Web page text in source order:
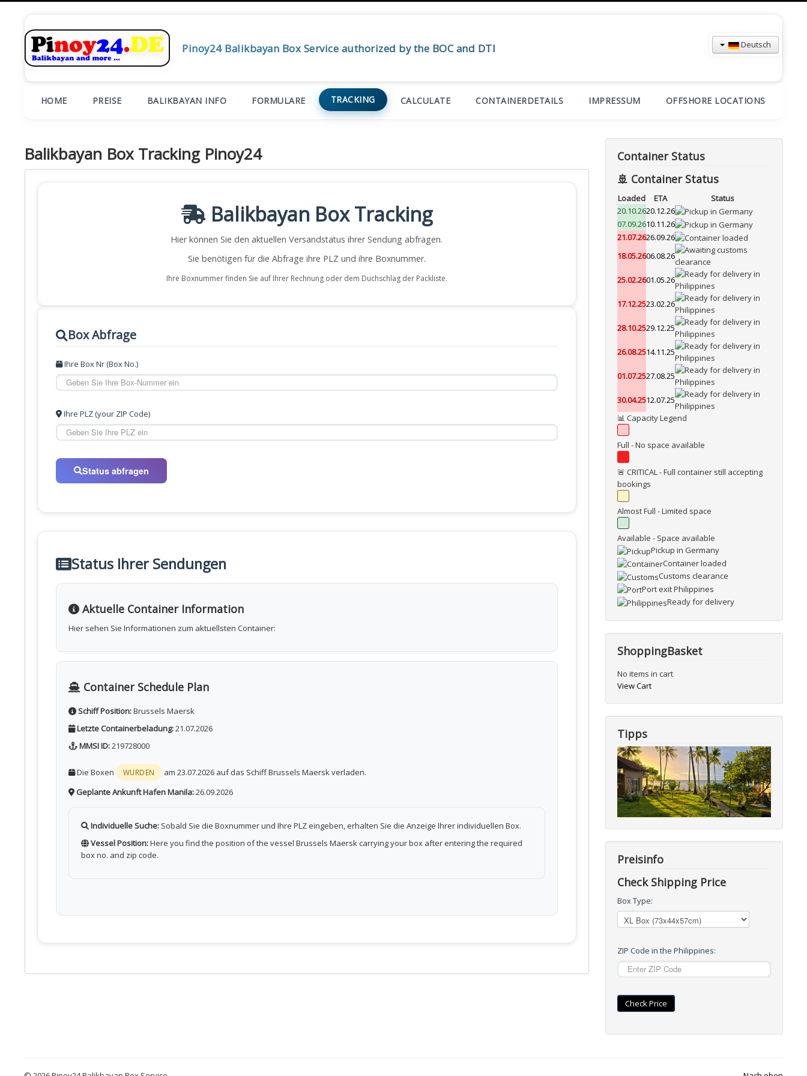
Pinoy24 Balikbayan Box Service authorized by the BOC and DTI Deutsch
HOME PREISE BALIKBAYAN INFO FORMULARE TRACKING CALCULATE CONTAINERDETAILS IMPRESSUM OFFSHORE LOCATIONS
Balikbayan Box Tracking Pinoy24
Balikbayan Box Tracking
Hier können Sie den aktuellen Versandstatus ihrer Sendung abfragen.
Sie benötigen für die Abfrage ihre PLZ und ihre Boxnummer.
Ihre Boxnummer finden Sie auf Ihrer Rechnung oder dem Duchschlag der Packliste.
Box Abfrage
Ihre Box Nr (Box No.)
Ihre PLZ (your ZIP Code)
Status abfragen
Status Ihrer Sendungen
Aktuelle Container Information
Hier sehen Sie Informationen zum aktuellsten Container:
Container Schedule Plan
Schiff Position:Brussels Maersk
Letzte Containerbeladung:21.07.2026
MMSI ID:219728000
Die Boxen WURDEN
am 23.07.2026 auf das Schiff Brussels Maersk verladen.
Geplante Ankunft Hafen Manila:26.09.2026
Individuelle Suche:Sobald Sie die Boxnummer und Ihre PLZ eingeben, erhalten Sie die Anzeige Ihrer individuellen Box.
Vessel Position:Here you find the position of the vessel Brussels Maersk carrying your box after entering the required
box no. and zip code.
Container Status
🚢 Container Status
Loaded ETA
Status
20.10.2620.12.26
07.09.2610.11.26
21.07.2626.09.26
18.05.2606.08.26
25.02.2601.05.26
17.12.2523.02.26
28.10.2529.12.25
26.08.2514.11.25
01.07.2527.08.25
30.04.2512.07.25
📊 Capacity Legend
Full - No space available
🚨 CRITICAL - Full container still accepting
bookings
Almost Full - Limited space
Available - Space available
Pickup in Germany
Container loaded
Customs clearance
Port exit Philippines
Ready for delivery
ShoppingBasket
No items in cart
View Cart
Tipps
Preisinfo
Check Shipping Price
Box Type:
ZIP Code in the Philippines:
Check Price